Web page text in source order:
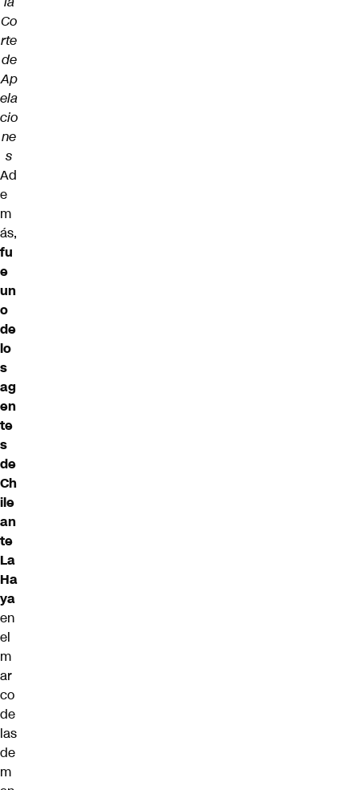
Co
rte
de
Ap
ela
cio
ne
s
Ad
e
m
ás,
fu
e
un
o
de
lo
s
ag
en
te
s
de
Ch
ile
an
te
La
Ha
ya
en
el
m
ar
co
de
las
de
m